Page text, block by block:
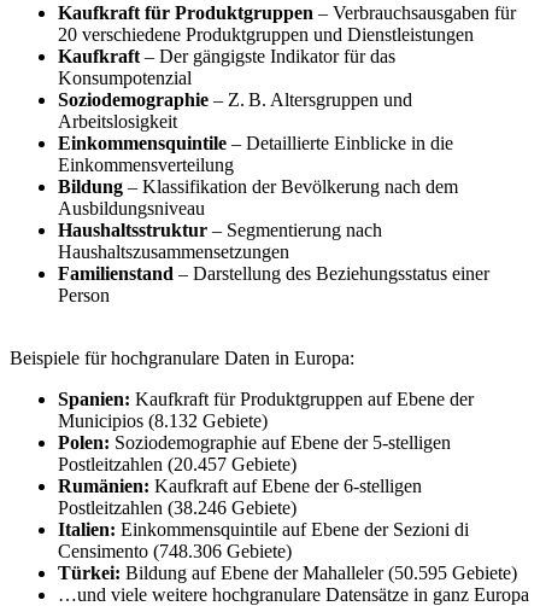
Kaufkraft für Produktgruppen – Verbrauchsausgaben für
20 verschiedene Produktgruppen und Dienstleistungen
Kaufkraft – Der gängigste Indikator für das
Konsumpotenzial
Soziodemographie – Z. B. Altersgruppen und
Arbeitslosigkeit
Einkommensquintile – Detaillierte Einblicke in die
Einkommensverteilung
Bildung – Klassifikation der Bevölkerung nach dem
Ausbildungsniveau
Haushaltsstruktur – Segmentierung nach
Haushaltszusammensetzungen
Familienstand – Darstellung des Beziehungsstatus einer
Person
Beispiele für hochgranulare Daten in Europa:
Spanien: Kaufkraft für Produktgruppen auf Ebene der
Municipios (8.132 Gebiete)
Polen: Soziodemographie auf Ebene der 5-stelligen
Postleitzahlen (20.457 Gebiete)
Rumänien: Kaufkraft auf Ebene der 6-stelligen
Postleitzahlen (38.246 Gebiete)
Italien: Einkommensquintile auf Ebene der Sezioni di
Censimento (748.306 Gebiete)
Türkei: Bildung auf Ebene der Mahalleler (50.595 Gebiete)
…und viele weitere hochgranulare Datensätze in ganz Europa